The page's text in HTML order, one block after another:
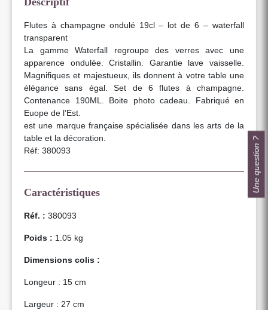
Flutes à champagne ondulé 19cl – lot de 6 – waterfall
transparent
La gamme Waterfall regroupe des verres avec une
apparence ondulée. Cristallin. Garantie lave vaisselle.
Magnifiques et majestueux, ils donnent à votre table une
élégance sans égal. Set de 6 flutes à champagne.
Contenance 190ML. Boite photo cadeau. Fabriqué en
Euope de l’Est.
est une marque française spécialisée dans les arts de la
table et la décoration.
Réf: 380093
Caractéristiques
Réf. : 380093
Poids : 1.05 kg
Dimensions colis :
Longeur : 15 cm
Largeur : 27 cm
Une question ?